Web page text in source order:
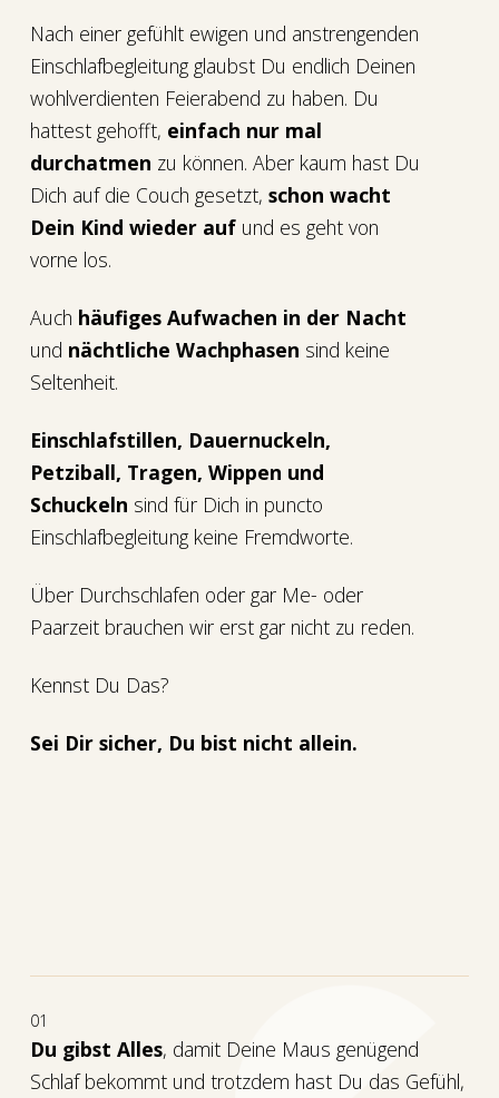
Nach einer gefühlt ewigen und anstrengenden
Einschlafbegleitung glaubst Du endlich Deinen
wohlverdienten Feierabend zu haben. Du
hattest gehofft, einfach nur mal
durchatmen zu können. Aber kaum hast Du
Dich auf die Couch gesetzt, schon wacht
Dein Kind wieder aufund es geht von
vorne los.
Auch häufiges Aufwachen in der Nacht
und nächtliche Wachphasen sind keine
Seltenheit.
Einschlafstillen, Dauernuckeln,
Petziball, Tragen, Wippen und
Schuckeln sind für Dich in puncto
Einschlafbegleitung keine Fremdworte.
Über Durchschlafen oder gar Me- oder
Paarzeit brauchen wir erst gar nicht zu reden.
Kennst Du Das?
Sei Dir sicher, Du bist nicht allein.
01
Du gibst Alles, damit Deine Maus genügend
Schlaf bekommt und trotzdem hast Du das Gefühl,